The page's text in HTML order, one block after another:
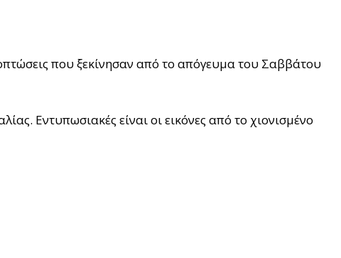
που ξεκίνησαν από το απόγευμα του Σαββάτου
Εντυπωσιακές είναι οι εικόνες από το χιονισμένο